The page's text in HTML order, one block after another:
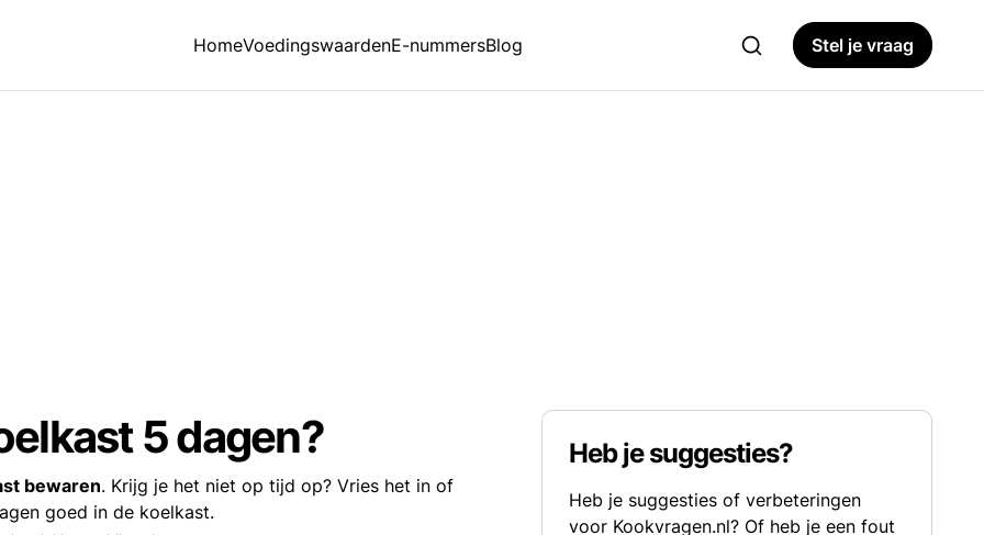
HomeVoedingswaardenE-nummersBlog Stel je vraag
5 dagen?
bewaren. Krijg je het niet op tijd op? Vries het in of
goed in de koelkast.
Heb je suggesties?
Heb je suggesties of verbeteringen
voor Kookvragen.nl? Of heb je een fout